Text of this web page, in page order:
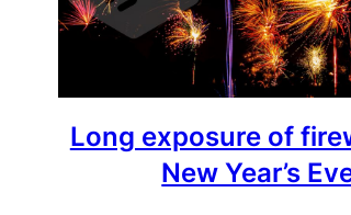
Long exposure of
New Year’s